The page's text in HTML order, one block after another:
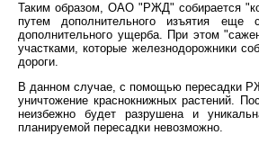
Таким образом, ОАО "РЖД" собирается
путем дополнительного изъятия еще
дополнительного ущерба. При этом
участками, которые железнодорожники
дороги.
В данном случае, c помощью пересадки
уничтожение краснокнижных растений.
неизбежно будет разрушена и
планируемой пересадки невозможно.